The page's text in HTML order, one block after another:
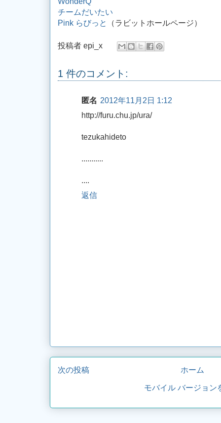
チームだいたい
Pink らびっと
（ラビットホールページ）
投稿者 epi_x
1 件のコメント:
匿名 2012年11月2日 1:12
http://furu.chu.jp/ura/
tezukahideto
...........
....
返信
次の投稿 ホーム
モバイル バージョン